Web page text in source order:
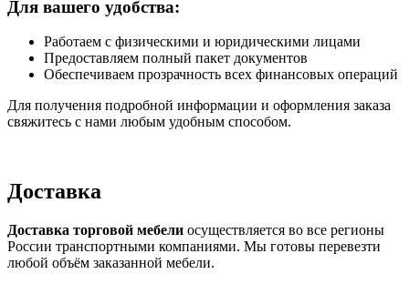
Для вашего удобства:
Работаем с физическими и юридическими лицами
Предоставляем полный пакет документов
Обеспечиваем прозрачность всех финансовых операций
Для получения подробной информации и оформления заказа
свяжитесь с нами любым удобным способом.
Доставка
Доставка торговой мебели осуществляется во все регионы
России транспортными компаниями. Мы готовы перевезти
любой объём заказанной мебели.